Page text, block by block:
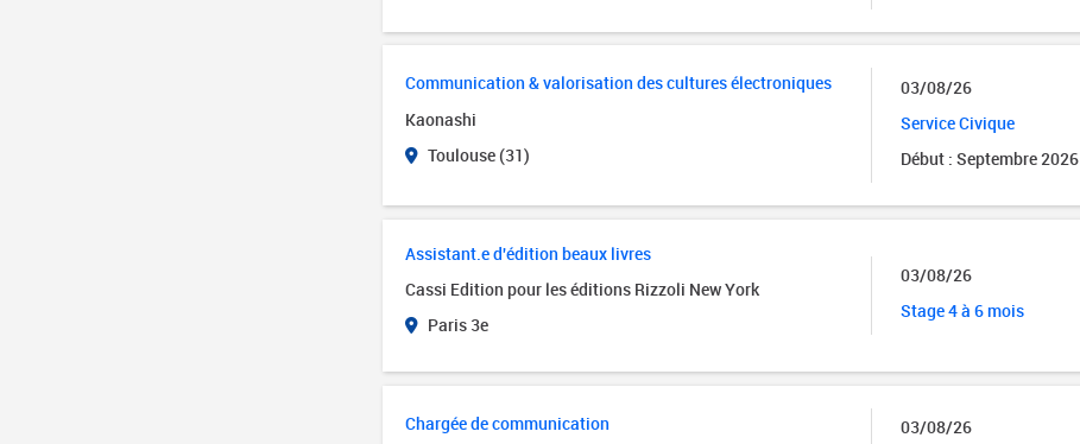
Communication & valorisation des cultures électroniques
Kaonashi
Toulouse (31)
03/08/26
Service Civique
Début : Septembre 2026
Assistant.e d'édition beaux livres
Cassi Edition pour les éditions Rizzoli New York
Paris 3e
03/08/26
Stage 4 à 6 mois
Chargée de communication
03/08/26